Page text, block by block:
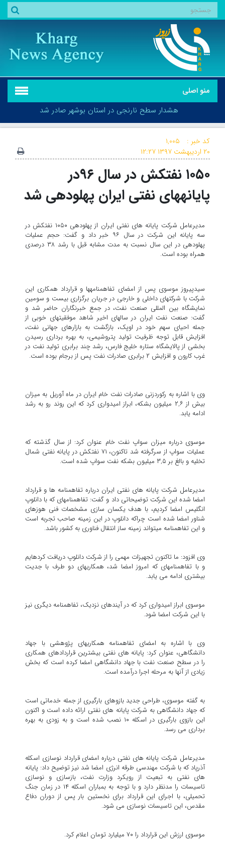
منو اصلی
هشدار سطح نارنجی در استان بوشهر صادر شد
هشدار سطح نارنجی در استان بوشهر صادر شد
کد خبر :
۱,۰۰۵
۲۰ اردیبهشت ۱۳۹۷
۱۲:۲۷
۱۰۵۰ نفتکش در سال ۹۶در
پایانه‎های نفتی ایران پهلودهی شد
مدیرعامل شرکت پایانه های نفتی ایران از پهلودهی ۱۰۵۰ نفتکش در
سه پایانه این شرکت در سال ۹۶ خبر داد و گفت: حجم عملیات
پهلودهی در این سال نسبت به مدت مشابه قبل با رشد ۳۸ درصدی
همراه بوده است.
سیدپیروز موسوی پس از امضای تفاهمنامه‎ها و قرارداد همکاری این
شرکت با شرکت‎های داخلی و خارجی در جریان برگزاری بیست و سومین
نمایشگاه بین المللی صنعت نفت، در جمع خبرنگاران حاضر شد و
گفت: صنعت نفت ایران در سال‎های اخیر شاهد موفقیت‎های خوبی از
جمله احیای سهم خود در اوپک، بازگشت به بازارهای جهانی نفت،
افزایش قابل توجه ظرفیت تولید پتروشیمی، به بهره برداری رسیدن
بخشی از پالایشگاه ستاره خلیج فارس، رشد چند برابری تولید نفت در
غرب کارون و افزایش ۲ برابری صادرات نفت پس از برجام بوده است.
وی با اشاره به رکوردزنی صادرات نفت خام ایران در ماه آوریل به میزان
بیش از ۲,۶ میلیون بشکه، ابراز امیدواری کرد که این روند رو به رشد
ادامه یابد.
موسوی درباره میزان سواپ نفت خام عنوان کرد: از سال گذشته که
عملیات سواپ از سرگرفته شد تاکنون، ۷۱ نفتکش در پایانه نفتی شمال
تخلیه و بالغ بر ۳,۵ میلیون بشکه نفت سواپ شده است.
مدیرعامل شرکت پایانه های نفتی ایران درباره تفاهمنامه ها و قرارداد
امضا شده این شرکت توضیحاتی داد و گفت: تفاهمنامه‎ای که با دانلوپ
انگلیس امضا کردیم، با هدف یکسان سازی مشخصات فنی هوزهای
شناور امضا شده است چراکه دانلوپ در این زمینه صاحب تجربه است
و این تفاهمنامه می‎تواند زمینه ساز انتقال فناوری به کشور باشد.
وی افزود: ما تاکنون تجهیزات مهمی را از شرکت دانلوپ دریافت کرده‎ایم
و با تفاهمنامه‎ای که امروز امضا شد، همکاری‎های دو طرف با جدیت
بیشتری ادامه می یابد.
موسوی ابراز امیدواری کرد که در آینده‎ای نزدیک، تفاهمنامه دیگری نیز
با این شرکت امضا شود.
وی با اشاره به امضای تفاهمنامه همکاری‎های پژوهشی با جهاد
دانشگاهی، عنوان کرد: پایانه های نفتی بیشترین قراردادهای همکاری
را در سطح صنعت نفت با جهاد دانشگاهی امضا کرده است که بخش
زیادی از آنها به مرحله اجرا درآمده است.
به گفته موسوی، طراحی جدید بازوهای بارگیری از جمله خدماتی است
که جهاد دانشگاهی به شرکت پایانه های نفتی ارائه داده است و اکنون
این بازوی بارگیری در اسکله ۱۰ نصب شده است و به زودی به بهره
برداری می رسد.
مدیرعامل شرکت پایانه های نفتی درباره امضای قرارداد نوسازی اسکله
آذرپاد که با شرکت مهندسی طرقه انرژی امضا شد نیز توضیح داد: پایانه
های نفتی به تبعیت از رویکرد وزارت نفت، بازسازی و نوسازی
تاسیسات را مدنظر دارد و با توجه به بمباران اسکله ۱۴ در زمان جنگ
تحمیلی، با اجرای این قرارداد برای نخستین بار پس از دوران دفاع
مقدس، این تاسیسات نوسازی می شود.
موسوی ارزش این قرارداد را ۷۰ میلیارد تومان اعلام کرد.